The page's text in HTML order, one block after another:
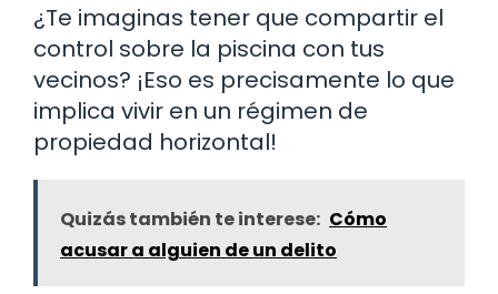
¿Te imaginas tener que compartir el
control sobre la piscina con tus
vecinos? ¡Eso es precisamente lo que
implica vivir en un régimen de
propiedad horizontal!
Quizás también te interese: Cómo
acusar a alguien de un delito